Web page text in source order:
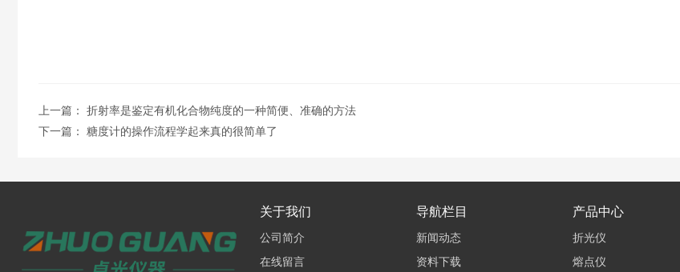
上一篇： 折射率是鉴定有机化合物纯度的一种简便、准确的方法
下一篇： 糖度计的操作流程学起来真的很简单了
关于我们
公司简介
在线留言
导航栏目
新闻动态
资料下载
产品中心
折光仪
熔点仪